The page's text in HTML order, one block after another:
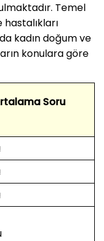
Temel
hastalıkları
kadın doğum ve
konulara göre
Soru